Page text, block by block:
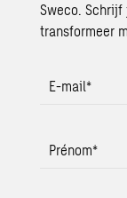
Sweco.
transformeer
E-mail*
Prénom*